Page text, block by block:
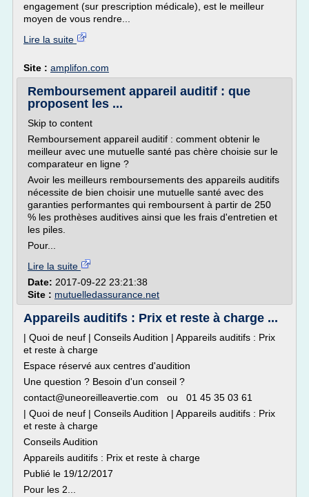
engagement (sur prescription médicale), est le meilleur
moyen de vous rendre...
Lire la suite
Site : amplifon.com
Remboursement appareil auditif : que
proposent les ...
Skip to content
Remboursement appareil auditif : comment obtenir le
meilleur avec une mutuelle santé pas chère choisie sur le
comparateur en ligne ?
Avoir les meilleurs remboursements des appareils auditifs
nécessite de bien choisir une mutuelle santé avec des
garanties performantes qui remboursent à partir de 250
% les prothèses auditives ainsi que les frais d'entretien et
les piles.
Pour...
Lire la suite
Date: 2017-09-22 23:21:38
Site : mutuelledassurance.net
Appareils auditifs : Prix et reste à charge ...
| Quoi de neuf | Conseils Audition | Appareils auditifs : Prix
et reste à charge
Espace réservé aux centres d'audition
Une question ? Besoin d'un conseil ?
contact@uneoreilleavertie.com ou 01 45 35 03 61
| Quoi de neuf | Conseils Audition | Appareils auditifs : Prix
et reste à charge
Conseils Audition
Appareils auditifs : Prix et reste à charge
Publié le 19/12/2017
Pour les 2...